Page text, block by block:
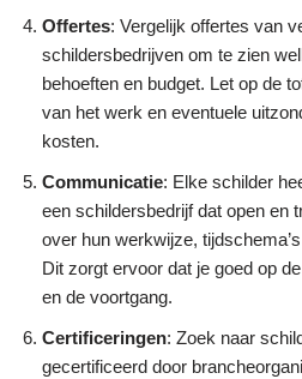
Offertes: Vergelijk offertes van
schildersbedrijven om te zien
behoeften en budget. Let op de
van het werk en eventuele
kosten.
Communicatie: Elke schilder
een schildersbedrijf dat open en
over hun werkwijze,
Dit zorgt ervoor dat je goed op
en de voortgang.
Certificeringen: Zoek naar
gecertificeerd door